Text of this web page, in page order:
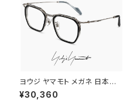
ヨウジ ヤマモト メガネ 日本製 1
9-0112 3 c03 Yohji Yamam
oto 鯖江 メンズ 眼鏡 ブランド
¥30,360